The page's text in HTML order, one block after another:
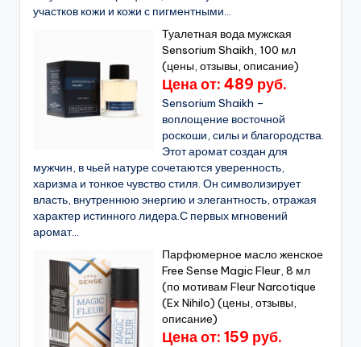
участков кожи и кожи с пигментными...
Туалетная вода мужская
Sensorium Shaikh, 100 мл
(цены, отзывы, описание)
Цена от: 489 руб.
Sensorium Shaikh –
воплощение восточной
роскоши, силы и благородства.
Этот аромат создан для
мужчин, в чьей натуре сочетаются уверенность,
харизма и тонкое чувство стиля. Он символизирует
власть, внутреннюю энергию и элегантность, отражая
характер истинного лидера.С первых мгновений
аромат...
Парфюмерное масло женское
Free Sense Magic Fleur, 8 мл
(по мотивам Fleur Narcotique
(Ex Nihilo) (цены, отзывы,
описание)
Цена от: 159 руб.